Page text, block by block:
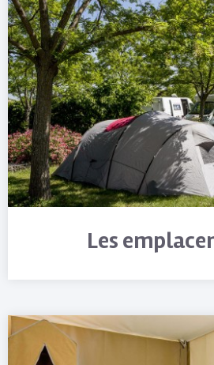
Les